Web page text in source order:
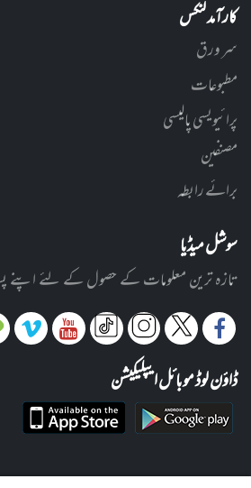
کارآمد لنکس
سر ورق
مطبوعات
پرائیویسی پالیسی
مصنفین
برائے رابطہ
سوشل میڈیا
تازہ ترین معلومات کے حصول کے لئے اپنے
ڈاؤن لوڈ موبائل ایپلیکیشن